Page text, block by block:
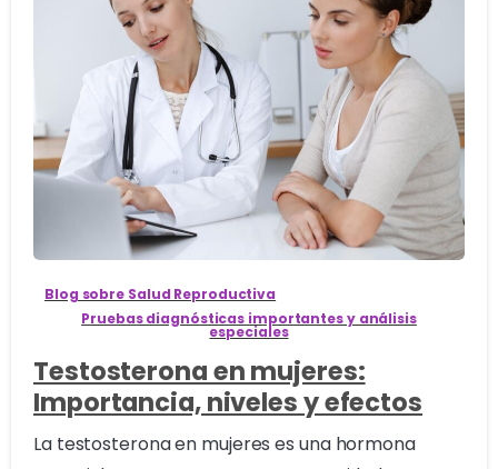
3
Blog sobre Salud Reproductiva
Pruebas diagnósticas importantes y análisis
especiales
Testosterona en mujeres:
Importancia, niveles y efectos
La testosterona en mujeres es una hormona